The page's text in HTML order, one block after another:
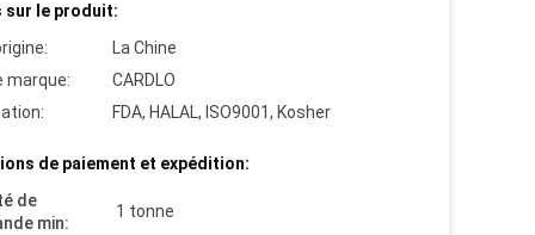
sur le produit:
La Chine
marque:
CARDLO
FDA, HALAL, ISO9001, Kosher
de paiement et expédition:
de
min:
1 tonne